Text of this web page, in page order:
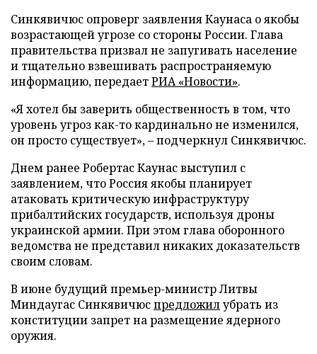
Синкявичюс опроверг заявления Каунаса о якобы
возрастающей угрозе со стороны России. Глава
правительства призвал не запугивать население
и тщательно взвешивать распространяемую
информацию, передаетРИА «Новости».
«Я хотел бы заверить общественность в том, что
уровень угроз как-то кардинально не изменился,
он просто существует», – подчеркнул Синкявичюс.
Днем ранее Робертас Каунас выступил с
заявлением, что Россия якобы планирует
атаковать критическую инфраструктуру
прибалтийских государств, используя дроны
украинской армии. При этом глава оборонного
ведомства не представил никаких доказательств
своим словам.
В июне будущий премьер-министр Литвы
Миндаугас Синкявичюспредложилубрать из
конституции запрет на размещение ядерного
оружия.